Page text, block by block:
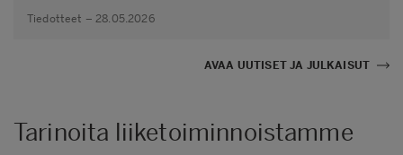
Tiedotteet – 28.05.2026
AVAA UUTISET JA JULKAISUT
Tarinoita liiketoiminnoistamme